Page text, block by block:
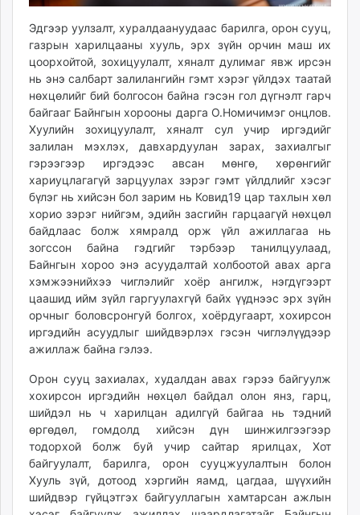
Эдгээр уулзалт, хуралдаануудаас барилга, орон сууц,
газрын харилцааны хууль, эрх зүйн орчин маш их
цоорхойтой, зохицуулалт, хяналт дулимаг явж ирсэн
нь энэ салбарт залилангийн гэмт хэрэг үйлдэх таатай
нөхцөлийг бий болгосон байна гэсэн гол дүгнэлт гарч
байгааг Байнгын хорооны дарга О.Номичимэг онцлов.
Хуулийн зохицуулалт, хяналт сул учир иргэдийг
залилан мэхлэх, давхардуулан зарах, захиалгыг
гэрээгээр иргэдээс авсан мөнгө, хөрөнгийг
хариуцлагагүй зарцуулах зэрэг гэмт үйлдлийг хэсэг
бүлэг нь хийсэн бол зарим нь Ковид19 цар тахлын хөл
хорио зэрэг нийгэм, эдийн засгийн гарцаагүй нөхцөл
байдлаас болж хямралд орж үйл ажиллагаа нь
зогссон байна гэдгийг тэрбээр танилцуулаад,
Байнгын хороо энэ асуудалтай холбоотой авах арга
хэмжээнийхээ чиглэлийг хоёр ангилж, нэгдүгээрт
цаашид ийм зүйл гаргуулахгүй байх үүднээс эрх зүйн
орчныг боловсронгуй болгох, хоёрдугаарт, хохирсон
иргэдийн асуудлыг шийдвэрлэх гэсэн чиглэлүүдээр
ажиллаж байна гэлээ.
Орон сууц захиалах, худалдан авах гэрээ байгуулж
хохирсон иргэдийн нөхцөл байдал олон янз, гарц,
шийдэл нь ч харилцан адилгүй байгаа нь тэдний
өргөдөл, гомдолд хийсэн дүн шинжилгээгээр
тодорхой болж буй учир сайтар ярилцах, Хот
байгуулалт, барилга, орон сууцжуулалтын болон
Хууль зүй, дотоод хэргийн яамд, цагдаа, шүүхийн
шийдвэр гүйцэтгэх байгууллагын хамтарсан ажлын